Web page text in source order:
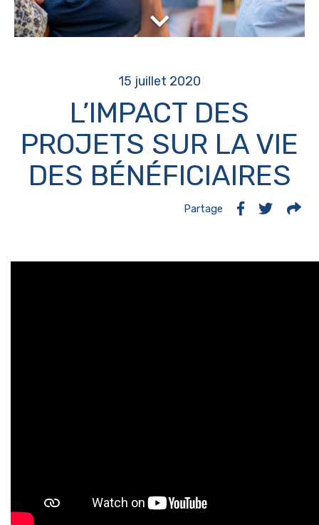
15 juillet 2020
L’IMPACT DES
PROJETS SUR LA VIE
DES BÉNÉFICIAIRES
Partage